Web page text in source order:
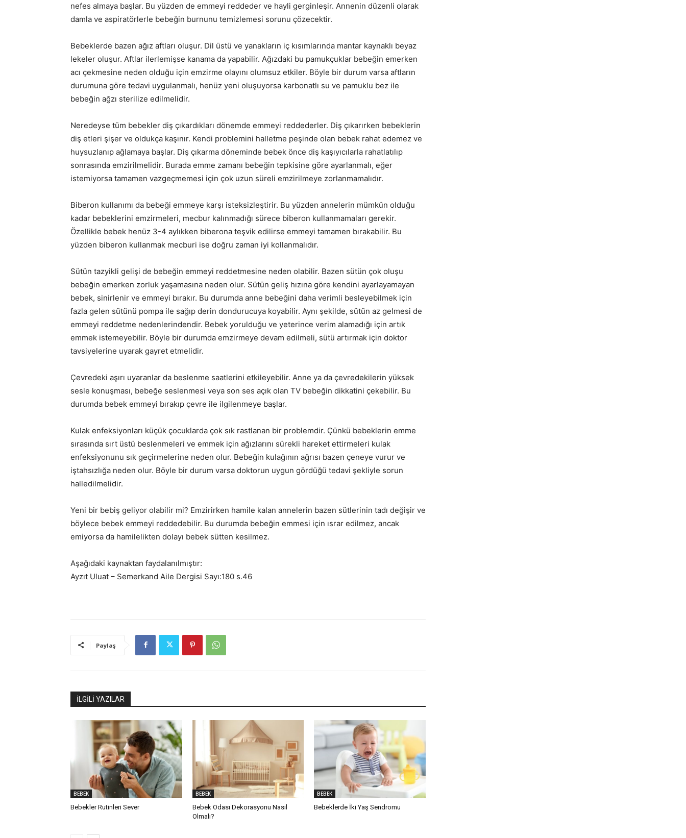
nefes almaya başlar. Bu yüzden de emmeyi reddeder ve hayli gerginleşir. Annenin düzenli olarak
damla ve aspiratörlerle bebeğin burnunu temizlemesi sorunu çözecektir.
Bebeklerde bazen ağız aftları oluşur. Dil üstü ve yanakların iç kısımlarında mantar kaynaklı beyaz
lekeler oluşur. Aftlar ilerlemişse kanama da yapabilir. Ağızdaki bu pamukçuklar bebeğin emerken
acı çekmesine neden olduğu için emzirme olayını olumsuz etkiler. Böyle bir durum varsa aftların
durumuna göre tedavi uygulanmalı, henüz yeni oluşuyorsa karbonatlı su ve pamuklu bez ile
bebeğin ağzı sterilize edilmelidir.
Neredeyse tüm bebekler diş çıkardıkları dönemde emmeyi reddederler. Diş çıkarırken bebeklerin
diş etleri şişer ve oldukça kaşınır. Kendi problemini halletme peşinde olan bebek rahat edemez ve
huysuzlanıp ağlamaya başlar. Diş çıkarma döneminde bebek önce diş kaşıyıcılarla rahatlatılıp
sonrasında emzirilmelidir. Burada emme zamanı bebeğin tepkisine göre ayarlanmalı, eğer
istemiyorsa tamamen vazgeçmemesi için çok uzun süreli emzirilmeye zorlanmamalıdır.
Biberon kullanımı da bebeği emmeye karşı isteksizleştirir. Bu yüzden annelerin mümkün olduğu
kadar bebeklerini emzirmeleri, mecbur kalınmadığı sürece biberon kullanmamaları gerekir.
Özellikle bebek henüz 3-4 aylıkken biberona teşvik edilirse emmeyi tamamen bırakabilir. Bu
yüzden biberon kullanmak mecburi ise doğru zaman iyi kollanmalıdır.
Sütün tazyikli gelişi de bebeğin emmeyi reddetmesine neden olabilir. Bazen sütün çok oluşu
bebeğin emerken zorluk yaşamasına neden olur. Sütün geliş hızına göre kendini ayarlayamayan
bebek, sinirlenir ve emmeyi bırakır. Bu durumda anne bebeğini daha verimli besleyebilmek için
fazla gelen sütünü pompa ile sağıp derin dondurucuya koyabilir. Aynı şekilde, sütün az gelmesi de
emmeyi reddetme nedenlerindendir. Bebek yorulduğu ve yeterince verim alamadığı için artık
emmek istemeyebilir. Böyle bir durumda emzirmeye devam edilmeli, sütü artırmak için doktor
tavsiyelerine uyarak gayret etmelidir.
Çevredeki aşırı uyaranlar da beslenme saatlerini etkileyebilir. Anne ya da çevredekilerin yüksek
sesle konuşması, bebeğe seslenmesi veya son ses açık olan TV bebeğin dikkatini çekebilir. Bu
durumda bebek emmeyi bırakıp çevre ile ilgilenmeye başlar.
Kulak enfeksiyonları küçük çocuklarda çok sık rastlanan bir problemdir. Çünkü bebeklerin emme
sırasında sırt üstü beslenmeleri ve emmek için ağızlarını sürekli hareket ettirmeleri kulak
enfeksiyonunu sık geçirmelerine neden olur. Bebeğin kulağının ağrısı bazen çeneye vurur ve
iştahsızlığa neden olur. Böyle bir durum varsa doktorun uygun gördüğü tedavi şekliyle sorun
halledilmelidir.
Yeni bir bebiş geliyor olabilir mi? Emzirirken hamile kalan annelerin bazen sütlerinin tadı değişir ve
böylece bebek emmeyi reddedebilir. Bu durumda bebeğin emmesi için ısrar edilmez, ancak
emiyorsa da hamilelikten dolayı bebek sütten kesilmez.
Aşağıdaki kaynaktan faydalanılmıştır:
Ayzıt Uluat – Semerkand Aile Dergisi Sayı:180 s.46
Paylaş
İLGİLİ YAZILAR
BEBEK
Bebekler Rutinleri Sever
BEBEK
Bebek Odası Dekorasyonu Nasıl
Olmalı?
BEBEK
Bebeklerde İki Yaş Sendromu